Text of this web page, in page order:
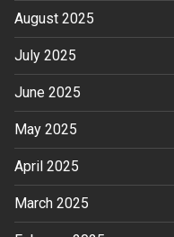
August 2025
July 2025
June 2025
May 2025
April 2025
March 2025